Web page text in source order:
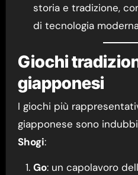
storia e tradizione,
di tecnologia
Giochi
giapponesi
I giochi più
giapponese sono
Shogi:
Go: un capolavoro